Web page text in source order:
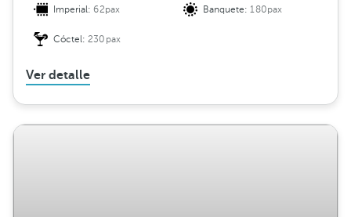
Imperial:62pax Banquete:180pax
Cóctel:230pax
Ver detalle